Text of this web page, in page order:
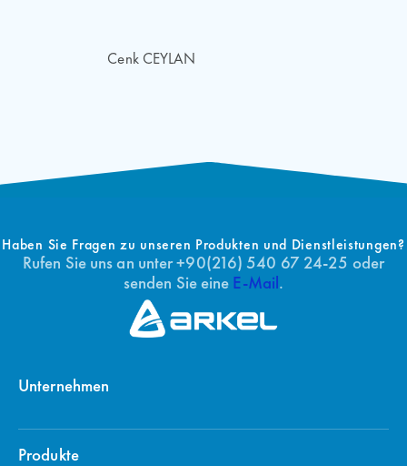
Cenk CEYLAN
Haben Sie Fragen zu unseren Produkten und Dienstleistungen?
Rufen Sie uns an unter +90(216) 540 67 24-25 oder
senden Sie eine E-Mail.
Unternehmen
Produkte